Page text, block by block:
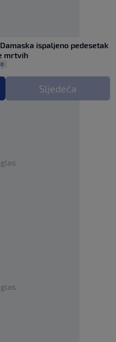
ispaljeno pedesetak
mrtvih
0
Sljedeća